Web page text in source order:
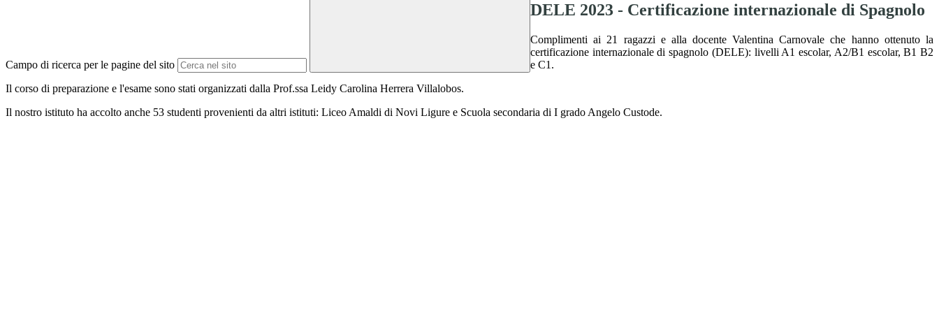
Campo di ricerca per le pagine del sito
DELE 2023 - Certificazione internazionale di Spagnolo
Complimenti ai 21 ragazzi e alla docente Valentina Carnovale che hanno ottenuto la
certificazione internazionale di spagnolo (DELE): livelli A1 escolar, A2/B1 escolar, B1 B2
e C1.
Il corso di preparazione e l'esame sono stati organizzati dalla Prof.ssa Leidy Carolina Herrera Villalobos.
Il nostro istituto ha accolto anche 53 studenti provenienti da altri istituti: Liceo Amaldi di Novi Ligure e Scuola secondaria di I grado Angelo Custode.